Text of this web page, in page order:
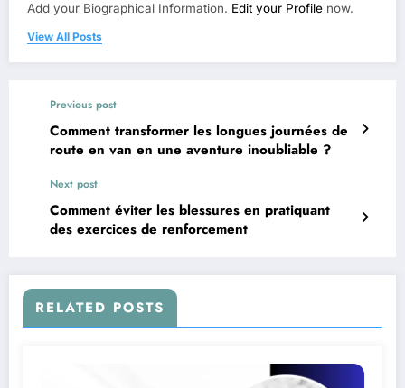
Add your Biographical Information. Edit your Profile now.
View All Posts
Previous post
Comment transformer les longues journées de
route en van en une aventure inoubliable ?
Next post
Comment éviter les blessures en pratiquant
des exercices de renforcement
RELATED POSTS